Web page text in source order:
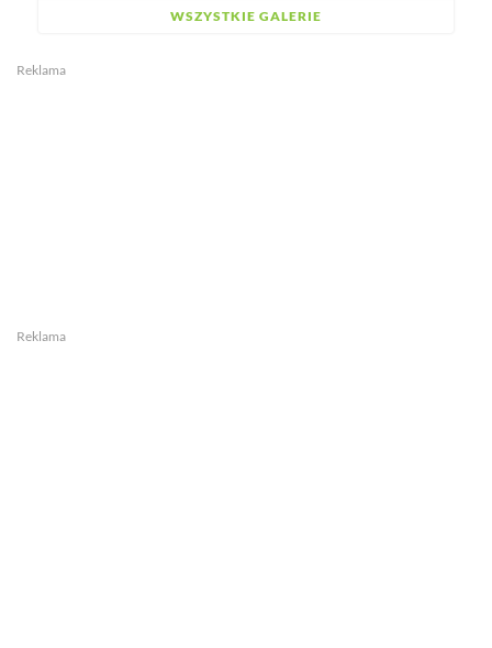
WSZYSTKIE GALERIE
Reklama
Reklama